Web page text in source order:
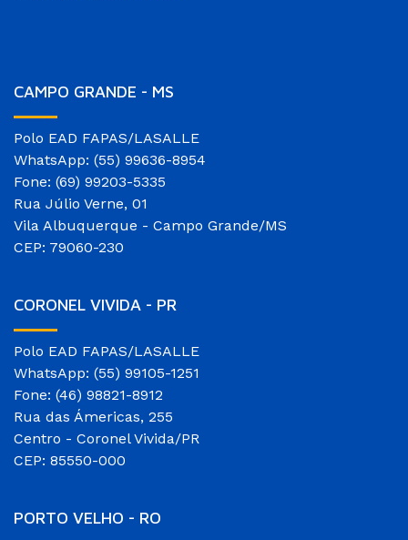
CAMPO GRANDE - MS
Polo EAD FAPAS/LASALLE
WhatsApp: (55) 99636-8954
Fone: (69) 99203-5335
Rua Júlio Verne, 01
Vila Albuquerque - Campo Grande/MS
CEP: 79060-230
CORONEL VIVIDA - PR
Polo EAD FAPAS/LASALLE
WhatsApp: (55) 99105-1251
Fone: (46) 98821-8912
Rua das Ámericas, 255
Centro - Coronel Vivida/PR
CEP: 85550-000
PORTO VELHO - RO